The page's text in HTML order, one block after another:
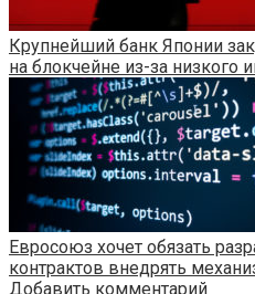
Крупнейший банк Японии
на блокчейне из-за низкого
Евросоюз хочет обязать
контрактов внедрять
Добавить комментарий